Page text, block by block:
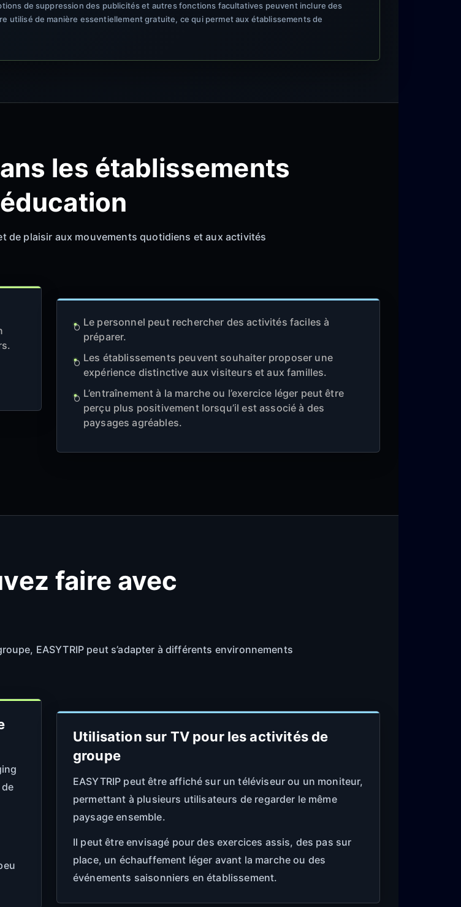
de suppression des publicités et autres fonctions facultatives peuvent inclure des
utilisé de manière essentiellement gratuite, ce qui permet aux établissements de
les établissements
de plaisir aux mouvements quotidiens et aux activités
Le personnel peut rechercher des activités faciles à
préparer.
Les établissements peuvent souhaiter proposer une
expérience distinctive aux visiteurs et aux familles.
L’entraînement à la marche ou l’exercice léger peut être
perçu plus positivement lorsqu’il est associé à des
paysages agréables.
faire avec
EASYTRIP peut s’adapter à différents environnements
Utilisation sur TV pour les activités de
groupe
EASYTRIP peut être affiché sur un téléviseur ou un moniteur,
permettant à plusieurs utilisateurs de regarder le même
paysage ensemble.
Il peut être envisagé pour des exercices assis, des pas sur
place, un échauffement léger avant la marche ou des
événements saisonniers en établissement.